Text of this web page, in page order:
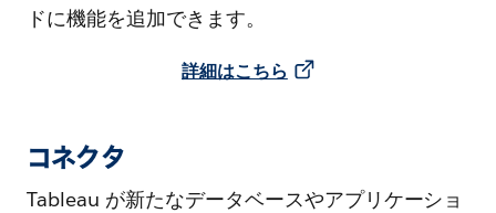
ドに機能を追加できます。
詳細はこちら
コネクタ
Tableau が新たなデータベースやアプリケーショ